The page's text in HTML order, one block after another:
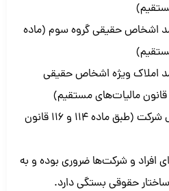
اشخاص حقیقی گروه سوم (ماده
املاک ویژه اشخاص حقیقی
اظهارنامه مالیاتی انحلال شرکت (طبق ماده 114 و 116 قانون
افراد و شرکت‌ها ضروری بوده و به
حقوقی بستگی دارد.